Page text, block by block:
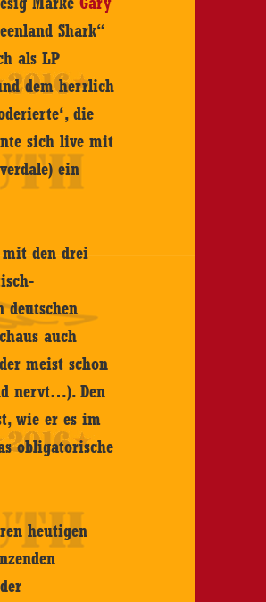
Shark“
als LP
dem herrlich
die
sich live mit
ein
mit den drei
deutschen
auch
meist schon
nervt…). Den
wie er es im
obligatorische
heutigen